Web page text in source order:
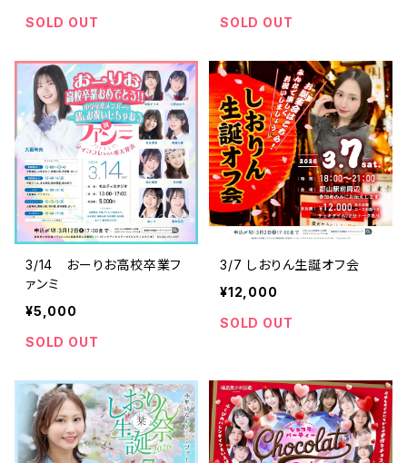
SOLD OUT
SOLD OUT
3/14 おーりお高校卒業フ
ァンミ
¥5,000
SOLD OUT
3/7 しおりん生誕オフ会
¥12,000
SOLD OUT